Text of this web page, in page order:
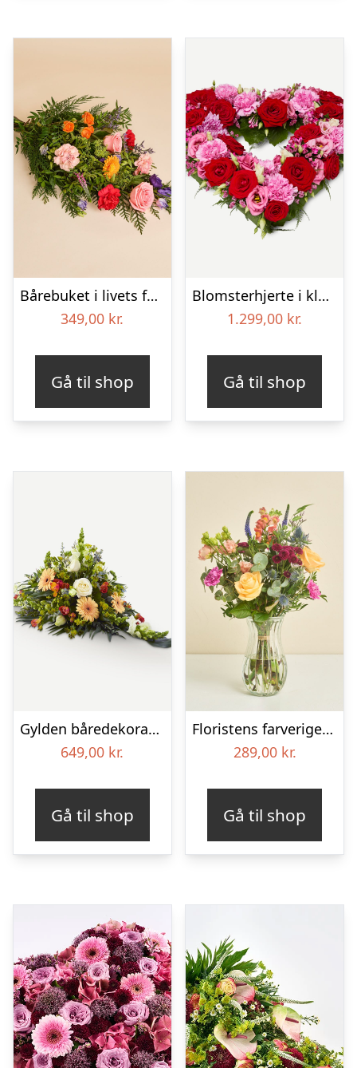
Bårebuket i livets farver
349,00 kr.
Gå til shop
Blomsterhjerte i klassisk stil – pink
1.299,00 kr.
Gå til shop
Gylden båredekoration
649,00 kr.
Gå til shop
Floristens farverige kondolencebuket
289,00 kr.
Gå til shop